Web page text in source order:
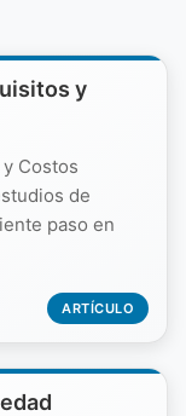
y
Costos
de
paso en
ARTÍCULO